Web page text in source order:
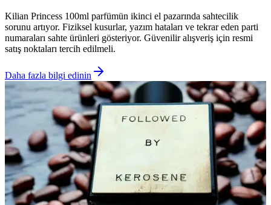
Kilian Princess 100ml parfümün ikinci el pazarında sahtecilik
sorunu artıyor. Fiziksel kusurlar, yazım hataları ve tekrar eden parti
numaraları sahte ürünleri gösteriyor. Güvenilir alışveriş için resmi
satış noktaları tercih edilmeli.
Daha fazla bilgi edinin